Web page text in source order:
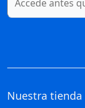
Nuestra tienda